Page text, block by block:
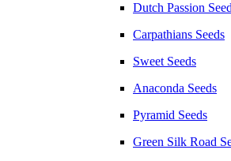
Dutch Passion
Carpathians Seeds
Sweet Seeds
Anaconda Seeds
Pyramid Seeds
Green Silk Road